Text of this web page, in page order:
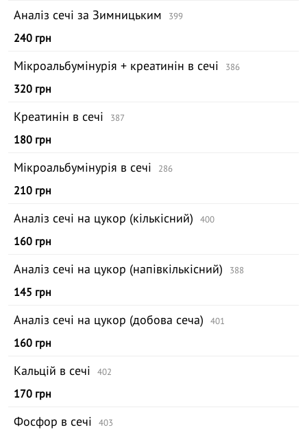
Аналіз сечі за Зимницьким 399
240 грн
Мікроальбумінурія + креатинін в сечі 386
320 грн
Креатинін в сечі 387
180 грн
Мікроальбумінурія в сечі 286
210 грн
Аналіз сечі на цукор (кількісний) 400
160 грн
Аналіз сечі на цукор (напівкількісний) 388
145 грн
Аналіз сечі на цукор (добова сеча) 401
160 грн
Кальцій в сечі 402
170 грн
Фосфор в сечі 403